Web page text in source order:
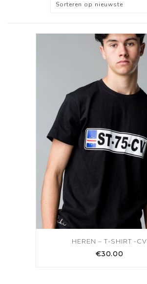
Sorteren op nieuwste
HEREN – T-SHIRT -CV
€30.00